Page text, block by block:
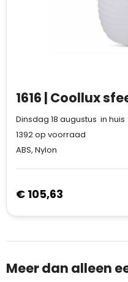
Dinsdag 18 augustus in huis
1392op voorraad
ABS, Nylon
€ 105,63
Meer dan alleen